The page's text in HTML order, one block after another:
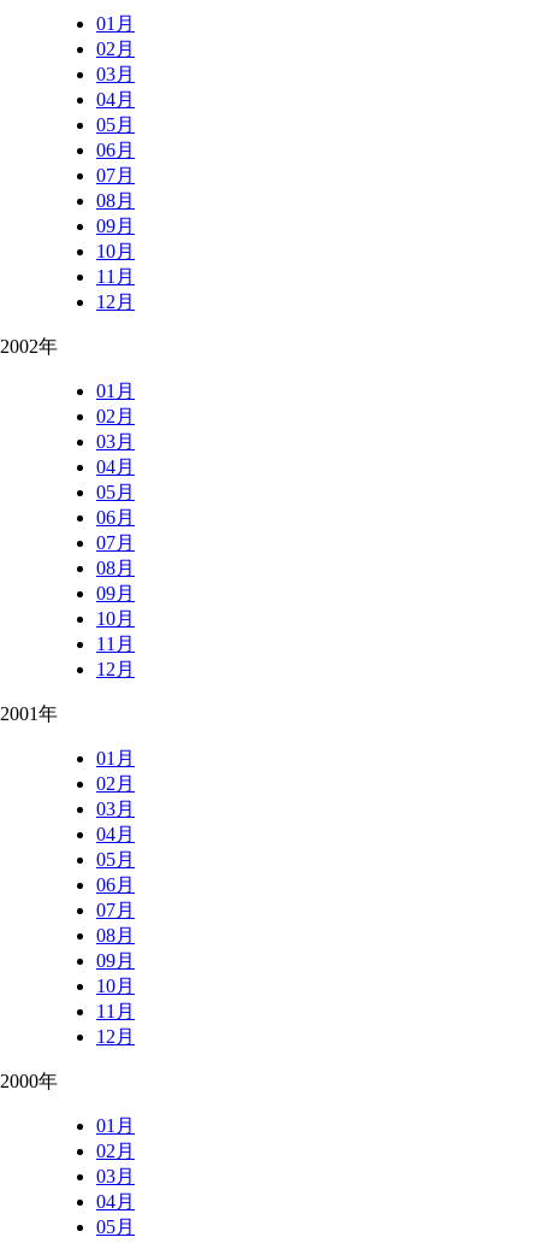
01月
02月
03月
04月
05月
06月
07月
08月
09月
10月
11月
12月
2002年
01月
02月
03月
04月
05月
06月
07月
08月
09月
10月
11月
12月
2001年
01月
02月
03月
04月
05月
06月
07月
08月
09月
10月
11月
12月
2000年
01月
02月
03月
04月
05月